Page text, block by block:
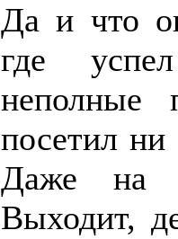
Да и что
где
посетил
Даже на
Выходит,